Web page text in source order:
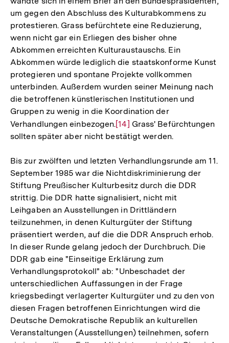
um gegen den Abschluss des Kulturabkommens zu
protestieren. Grass befürchtete eine Reduzierung,
wenn nicht gar ein Erliegen des bisher ohne
Abkommen erreichten Kulturaustauschs. Ein
Abkommen würde lediglich die staatskonforme Kunst
protegieren und spontane Projekte vollkommen
unterbinden. Außerdem wurden seiner Meinung nach
die betroffenen künstlerischen Institutionen und
Gruppen zu wenig in die Koordination der
Verhandlungen einbezogen.Zur
Auflösung
Fußnote
[14] Grass' Befürchtungen
sollten später aber nicht bestätigt werden.
Bis zur zwölften und letzten Verhandlungsrunde am 11.
September 1985 war die Nichtdiskriminierung der
Stiftung Preußischer Kulturbesitz durch die DDR
strittig. Die DDR hatte signalisiert, nicht mit
Leihgaben an Ausstellungen in Drittländern
teilzunehmen, in denen Kulturgüter der Stiftung
präsentiert werden, auf die die DDR Anspruch erhob.
In dieser Runde gelang jedoch der Durchbruch. Die
DDR gab eine "Einseitige Erklärung zum
Verhandlungsprotokoll" ab: "Unbeschadet der
unterschiedlichen Auffassungen in der Frage
kriegsbedingt verlagerter Kulturgüter und zu den von
diesen Fragen betroffenen Einrichtungen wird die
Deutsche Demokratische Republik an kulturellen
Veranstaltungen (Ausstellungen) teilnehmen, sofern